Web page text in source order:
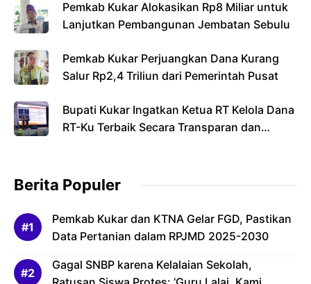
Pemkab Kukar Alokasikan Rp8 Miliar untuk
Lanjutkan Pembangunan Jembatan Sebulu
Pemkab Kukar Perjuangkan Dana Kurang
Salur Rp2,4 Triliun dari Pemerintah Pusat
Bupati Kukar Ingatkan Ketua RT Kelola Dana
RT-Ku Terbaik Secara Transparan dan
Berita Populer
Pemkab Kukar dan KTNA Gelar FGD, Pastikan
Data Pertanian dalam RPJMD 2025-2030
Gagal SNBP karena Kelalaian Sekolah,